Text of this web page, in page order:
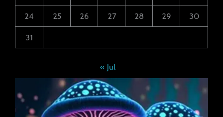
24 25 26 27 28 29 30
31
« Jul